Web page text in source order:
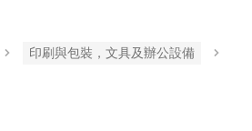
印刷與包裝，文具及辦公設備